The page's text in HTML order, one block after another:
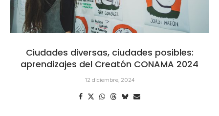
Ciudades diversas, ciudades posibles:
aprendizajes del Creatón CONAMA 2024
12 diciembre, 2024